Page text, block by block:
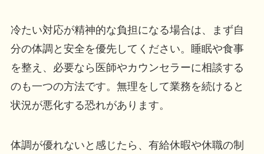
冷たい対応が精神的な負担になる場合は、まず自
分の体調と安全を優先してください。睡眠や食事
を整え、必要なら医師やカウンセラーに相談する
のも一つの方法です。無理をして業務を続けると
状況が悪化する恐れがあります。
体調が優れないと感じたら、有給休暇や休職の制